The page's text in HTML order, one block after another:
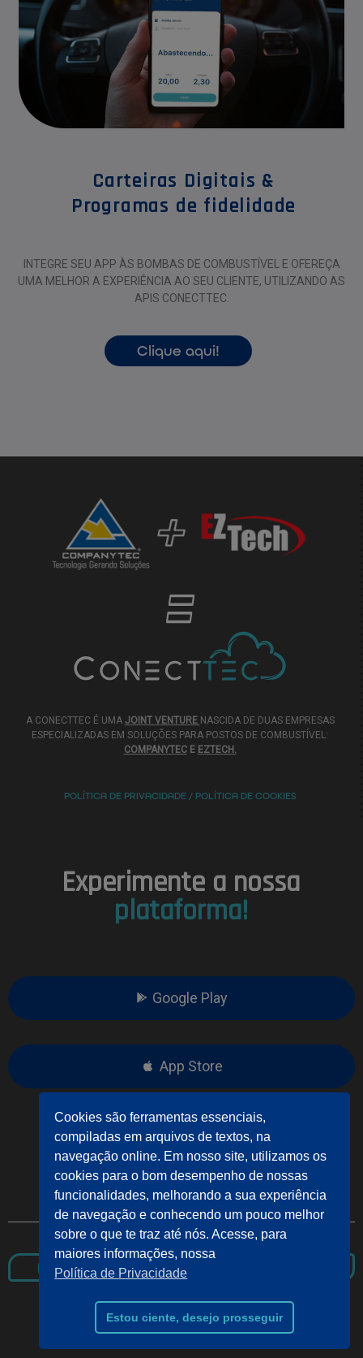
Carteiras Digitais &
Programas de fidelidade
INTEGRE SEU APP ÀS BOMBAS DE COMBUSTÍVEL E OFEREÇA
UMA MELHOR A EXPERIÊNCIA AO SEU CLIENTE, UTILIZANDO AS
APIS CONECTTEC.
Clique aqui!
A CONECTTEC É UMA JOINT VENTURE NASCIDA DE DUAS EMPRESAS
ESPECIALIZADAS EM SOLUÇÕES PARA POSTOS DE COMBUSTÍVEL:
COMPANYTECE EZTECH.
POLÍTICA DE PRIVACIDADE / POLÍTICA DE COOKIES
Experimente a nossa
plataforma!
Google Play
App Store
__________________ ou __________________
Site Conecttec Dashboard
© 2021 Conecttec, Todos os direitos reservados.
Cookies são ferramentas essenciais,
compiladas em arquivos de textos, na
navegação online. Em nosso site, utilizamos os
cookies para o bom desempenho de nossas
funcionalidades, melhorando a sua experiência
de navegação e conhecendo um pouco melhor
sobre o que te traz até nós. Acesse, para
maiores informações, nossa
Política de Privacidade
Estou ciente, desejo prosseguir